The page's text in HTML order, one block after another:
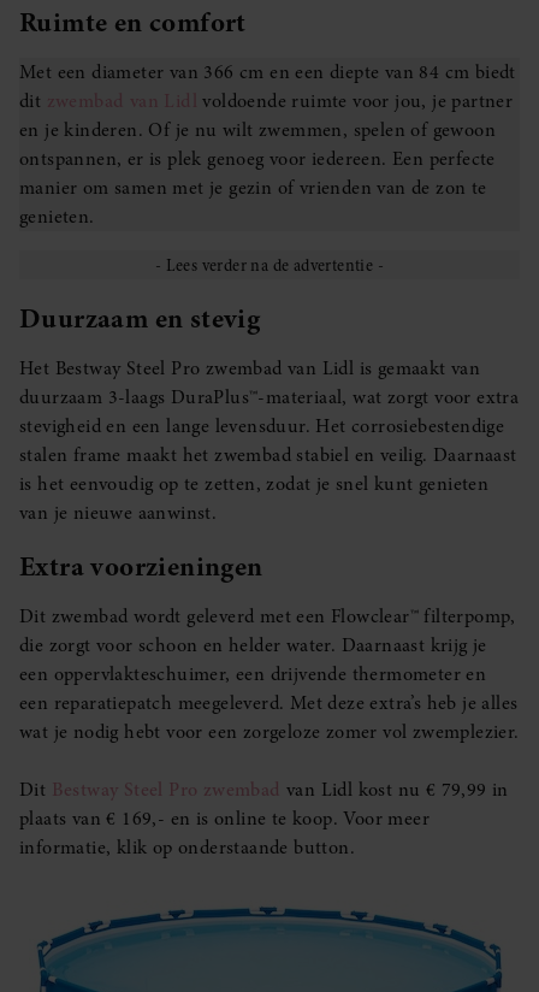
Ruimte en comfort
Met een diameter van 366 cm en een diepte van 84 cm biedt
dit zwembad van Lidl voldoende ruimte voor jou, je partner
en je kinderen. Of je nu wilt zwemmen, spelen of gewoon
ontspannen, er is plek genoeg voor iedereen. Een perfecte
manier om samen met je gezin of vrienden van de zon te
genieten.
Duurzaam en stevig
Het Bestway Steel Pro zwembad van Lidl is gemaakt van
duurzaam 3-laags DuraPlus™-materiaal, wat zorgt voor extra
stevigheid en een lange levensduur. Het corrosiebestendige
stalen frame maakt het zwembad stabiel en veilig. Daarnaast
is het eenvoudig op te zetten, zodat je snel kunt genieten
van je nieuwe aanwinst.
Extra voorzieningen
Dit zwembad wordt geleverd met een Flowclear™ filterpomp,
die zorgt voor schoon en helder water. Daarnaast krijg je
een oppervlakteschuimer, een drijvende thermometer en
een reparatiepatch meegeleverd. Met deze extra’s heb je alles
wat je nodig hebt voor een zorgeloze zomer vol zwemplezier.
Dit Bestway Steel Pro zwembad van Lidl kost nu € 79,99 in
plaats van € 169,- en is online te koop. Voor meer
informatie, klik op onderstaande button.